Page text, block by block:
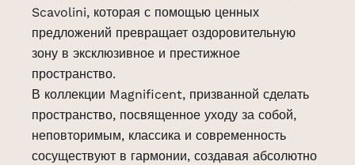
Scavolini, которая с помощью ценных
предложений превращает оздоровительную
зону в эксклюзивное и престижное
пространство.
В коллекции Magnificent, призванной сделать
пространство, посвященное уходу за собой,
неповторимым, классика и современность
сосуществуют в гармонии, создавая абсолютно